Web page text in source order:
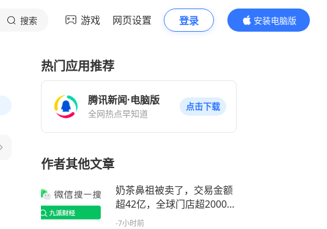
搜索 游戏 网页设置 登录
安装电脑版
内容更精彩
热门应用推荐
腾讯新闻·电脑版
全网热点早知道
点击下载
作者其他文章
奶茶鼻祖被卖了，交易金额
超42亿，全球门店超2000
家，国内运营公司已注销
-7小时前